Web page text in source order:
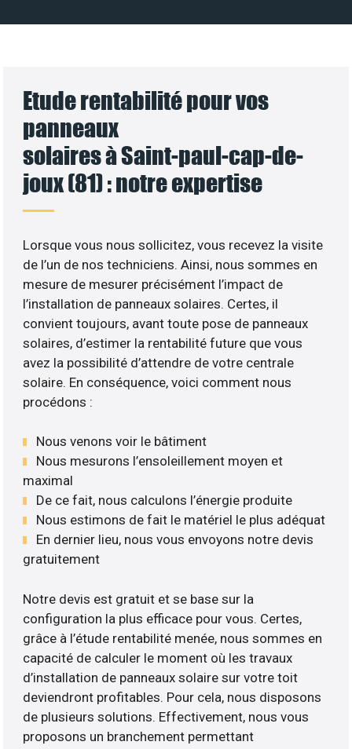
Etude rentabilité pour vos
panneaux
solaires à Saint-paul-cap-de-
joux (81) : notre expertise
Lorsque vous nous sollicitez, vous recevez la visite
de l’un de nos techniciens. Ainsi, nous sommes en
mesure de mesurer précisément l’impact de
l’installation de panneaux solaires. Certes, il
convient toujours, avant toute pose de panneaux
solaires, d’estimer la rentabilité future que vous
avez la possibilité d’attendre de votre centrale
solaire. En conséquence, voici comment nous
procédons :
Nous venons voir le bâtiment
Nous mesurons l’ensoleillement moyen et
maximal
De ce fait, nous calculons l’énergie produite
Nous estimons de fait le matériel le plus adéquat
En dernier lieu, nous vous envoyons notre devis
gratuitement
Notre devis est gratuit et se base sur la
configuration la plus efficace pour vous. Certes,
grâce à l’étude rentabilité menée, nous sommes en
capacité de calculer le moment où les travaux
d’installation de panneaux solaire sur votre toit
deviendront profitables. Pour cela, nous disposons
de plusieurs solutions. Effectivement, nous vous
proposons un branchement permettant